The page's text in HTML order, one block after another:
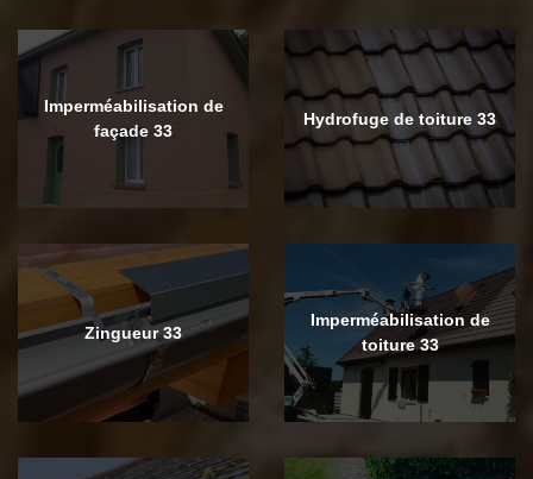
Imperméabilisation de
façade 33
Hydrofuge de toiture 33
Zingueur 33
Imperméabilisation de
toiture 33